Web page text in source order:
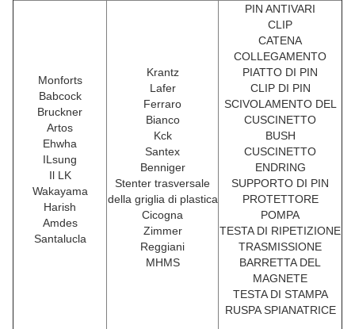
Monforts
Babcock
Bruckner
Artos
Ehwha
ILsung
Il LK
Wakayama
Harish
Amdes
Santalucla
Krantz
Lafer
Ferraro
Bianco
Kck
Santex
Benniger
Stenter trasversale
della griglia di plastica
Cicogna
Zimmer
Reggiani
MHMS
PIN ANTIVARI
CLIP
CATENA
COLLEGAMENTO
PIATTO DI PIN
CLIP DI PIN
SCIVOLAMENTO DEL
CUSCINETTO
BUSH
CUSCINETTO
ENDRING
SUPPORTO DI PIN
PROTETTORE
POMPA
TESTA DI RIPETIZIONE
TRASMISSIONE
BARRETTA DEL
MAGNETE
TESTA DI STAMPA
RUSPA SPIANATRICE